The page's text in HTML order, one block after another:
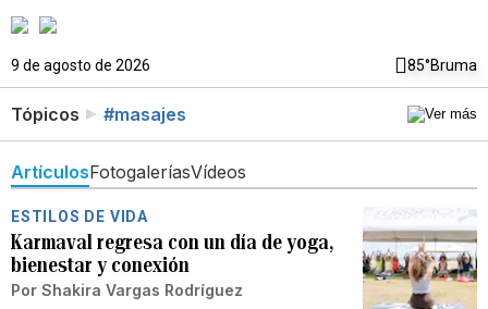
9 de agosto de 2026 85°Bruma
Tópicos #masajes
ArtículosFotogaleríasVídeos
ESTILOS DE VIDA
Karmaval regresa con un día de yoga,
bienestar y conexión
Por Shakira Vargas Rodríguez